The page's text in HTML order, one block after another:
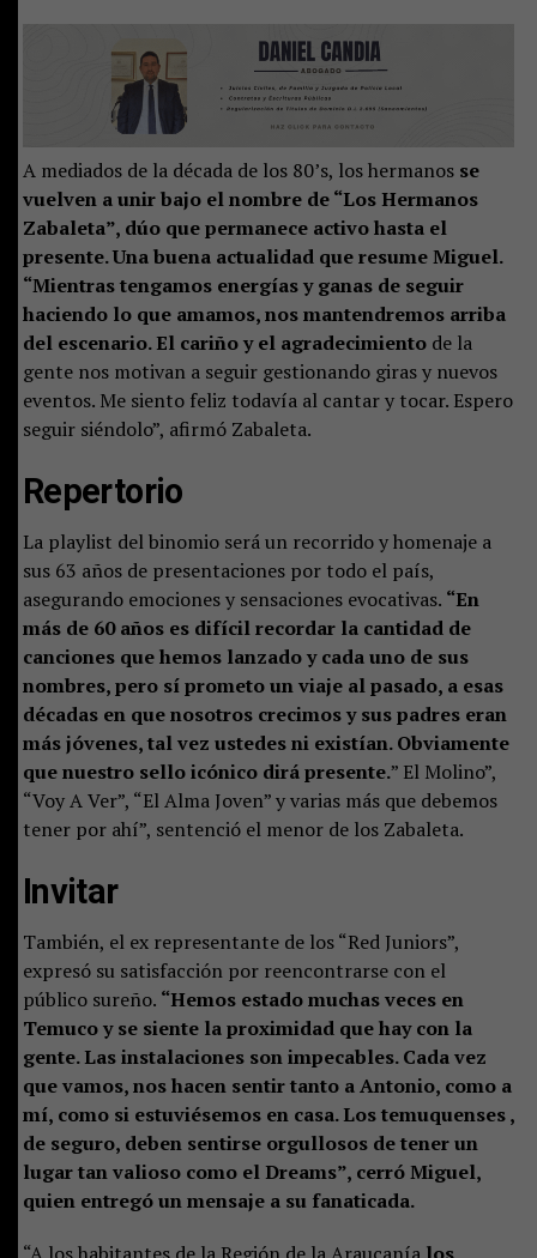
A mediados de la década de los 80’s, los hermanos se
vuelven a unir bajo el nombre de “Los Hermanos
Zabaleta”, dúo que permanece activo hasta el
presente. Una buena actualidad que resume Miguel.
“Mientras tengamos energías y ganas de seguir
haciendo lo que amamos, nos mantendremos arriba
del escenario. El cariño y el agradecimientode la
gente nos motivan a seguir gestionando giras y nuevos
eventos. Me siento feliz todavía al cantar y tocar. Espero
seguir siéndolo”, afirmó Zabaleta.
Repertorio
La playlist del binomio será un recorrido y homenaje a
sus 63 años de presentaciones por todo el país,
asegurando emociones y sensaciones evocativas. “En
más de 60 años es difícil recordar la cantidad de
canciones que hemos lanzado y cada uno de sus
nombres, pero sí prometo un viaje al pasado, a esas
décadas en que nosotros crecimos y sus padres eran
más jóvenes, tal vez ustedes ni existían. Obviamente
que nuestro sello icónico dirá presente.” El Molino”,
“Voy A Ver”, “El Alma Joven” y varias más que debemos
tener por ahí”, sentenció el menor de los Zabaleta.
Invitar
También, el ex representante de los “Red Juniors”,
expresó su satisfacción por reencontrarse con el
público sureño. “Hemos estado muchas veces en
Temuco y se siente la proximidad que hay con la
gente. Las instalaciones son impecables. Cada vez
que vamos, nos hacen sentir tanto a Antonio, como a
mí, como si estuviésemos en casa. Los temuquenses ,
de seguro, deben sentirse orgullosos de tener un
lugar tan valioso como el Dreams”, cerró Miguel,
quien entregó un mensaje a su fanaticada.